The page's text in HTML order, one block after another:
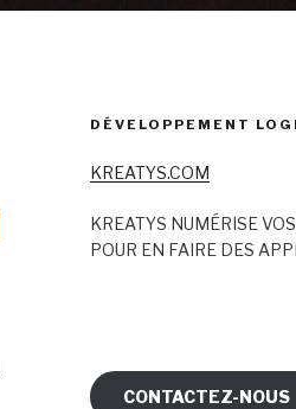
DÉVELOPPEMENT
KREATYS.COM
KREATYS NUMÉRISE
POUR EN FAIRE DES
CONTACTEZ-NOUS